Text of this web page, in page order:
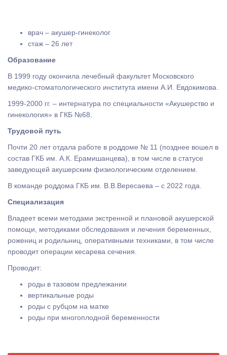
врач – акушер-гинеколог
стаж – 26 лет
Образование
В 1999 году окончила лечебный факультет Московского
медико-стоматологического института имени А.И. Евдокимова.
1999-2000 гг. – интернатура по специальности «Акушерство и
гинекология» в ГКБ №68.
Трудовой путь
Почти 20 лет отдала работе в роддоме № 11 (позднее вошел в
состав ГКБ им. А.К. Ерамишанцева), в том числе в статусе
заведующей акушерским физиологическим отделением.
В команде роддома ГКБ им. В.В.Вересаева – с 2022 года.
Специализация
Владеет всеми методами экстренной и плановой акушерской
помощи, методиками обследования и лечения беременных,
рожениц и родильниц, оперативными техниками, в том числе
проводит операции кесарева сечения.
Проводит:
роды в тазовом предлежании
вертикальные роды
роды с рубцом на матке
роды при многоплодной беременности